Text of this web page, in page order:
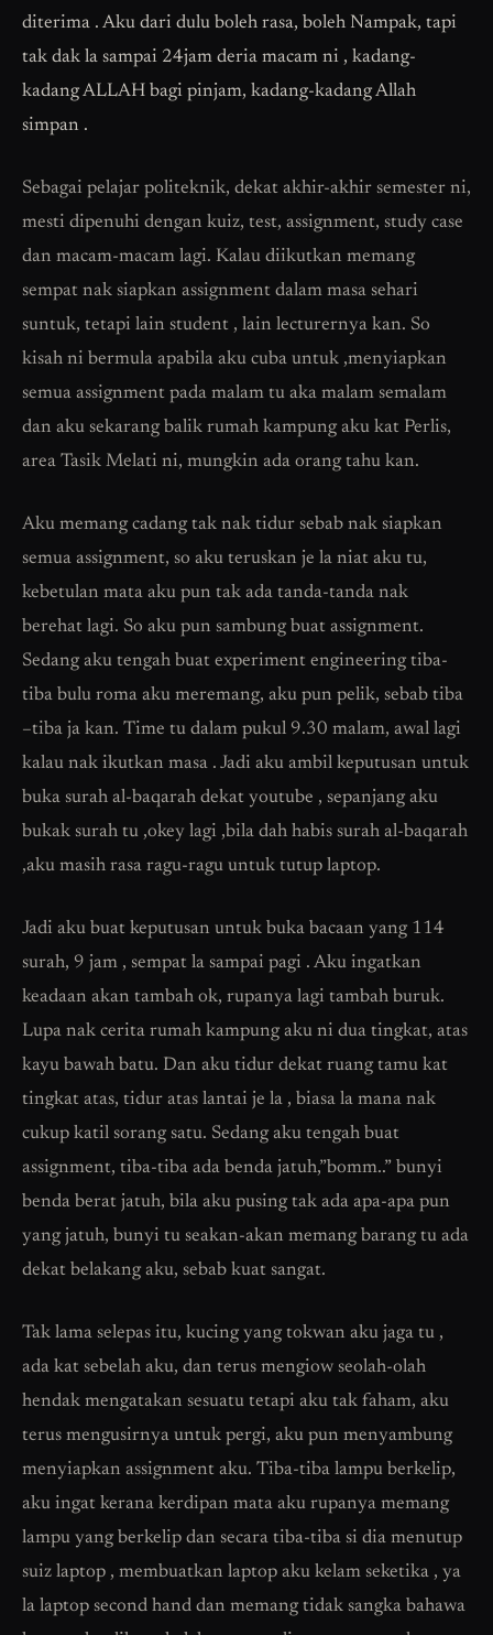
diterima . Aku dari dulu boleh rasa, boleh Nampak, tapi
tak dak la sampai 24jam deria macam ni , kadang-
kadang ALLAH bagi pinjam, kadang-kadang Allah
simpan .
Sebagai pelajar politeknik, dekat akhir-akhir semester ni,
mesti dipenuhi dengan kuiz, test, assignment, study case
dan macam-macam lagi. Kalau diikutkan memang
sempat nak siapkan assignment dalam masa sehari
suntuk, tetapi lain student , lain lecturernya kan. So
kisah ni bermula apabila aku cuba untuk ,menyiapkan
semua assignment pada malam tu aka malam semalam
dan aku sekarang balik rumah kampung aku kat Perlis,
area Tasik Melati ni, mungkin ada orang tahu kan.
Aku memang cadang tak nak tidur sebab nak siapkan
semua assignment, so aku teruskan je la niat aku tu,
kebetulan mata aku pun tak ada tanda-tanda nak
berehat lagi. So aku pun sambung buat assignment.
Sedang aku tengah buat experiment engineering tiba-
tiba bulu roma aku meremang, aku pun pelik, sebab tiba
–tiba ja kan. Time tu dalam pukul 9.30 malam, awal lagi
kalau nak ikutkan masa . Jadi aku ambil keputusan untuk
buka surah al-baqarah dekat youtube , sepanjang aku
bukak surah tu ,okey lagi ,bila dah habis surah al-baqarah
,aku masih rasa ragu-ragu untuk tutup laptop.
Jadi aku buat keputusan untuk buka bacaan yang 114
surah, 9 jam , sempat la sampai pagi . Aku ingatkan
keadaan akan tambah ok, rupanya lagi tambah buruk.
Lupa nak cerita rumah kampung aku ni dua tingkat, atas
kayu bawah batu. Dan aku tidur dekat ruang tamu kat
tingkat atas, tidur atas lantai je la , biasa la mana nak
cukup katil sorang satu. Sedang aku tengah buat
assignment, tiba-tiba ada benda jatuh,”bomm..” bunyi
benda berat jatuh, bila aku pusing tak ada apa-apa pun
yang jatuh, bunyi tu seakan-akan memang barang tu ada
dekat belakang aku, sebab kuat sangat.
Tak lama selepas itu, kucing yang tokwan aku jaga tu ,
ada kat sebelah aku, dan terus mengiow seolah-olah
hendak mengatakan sesuatu tetapi aku tak faham, aku
terus mengusirnya untuk pergi, aku pun menyambung
menyiapkan assignment aku. Tiba-tiba lampu berkelip,
aku ingat kerana kerdipan mata aku rupanya memang
lampu yang berkelip dan secara tiba-tiba si dia menutup
suiz laptop , membuatkan laptop aku kelam seketika , ya
la laptop second hand dan memang tidak sangka bahawa